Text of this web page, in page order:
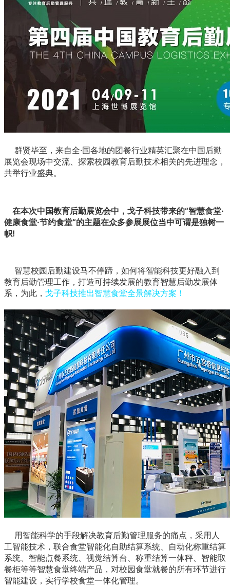
群贤毕至，来自全·国各地的团餐行业精英汇聚在中国后勤
展览会现场中交流、探索校园教育后勤技术相关的先进理念，
共举行业盛典。
在本次中国教育后勤展览会中，戈子科技带来的“智慧食堂·
健康食堂·节约食堂“的主题在众多参展展位当中可谓是独树一
帜!
智慧校园后勤建设马不停蹄，如何将智能科技更好融入到
教育后勤管理工作，打造可持续发展的教育智慧后勤发展体
系，为此， 戈子科技推出智慧食堂全景解决方案！
用智能科学的手段解决教育后勤管理服务的痛点， 采用人
工智能技术，联合食堂智能化自助结算系统、自动化称重结算
系统、智能点餐系统、视觉结算台、称重结算一体秤、智能取
餐柜等等智慧食堂终端产品， 对校园食堂就餐的所有环节进行
智能建设，实行学校食堂一体化管理。